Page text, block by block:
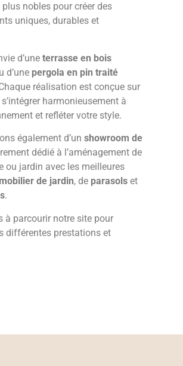
nobles pour créer des
uniques, durables et
d’une terrasse en bois
d’une pergola en pin traité
réalisation est conçue sur
harmonieusement à
et refléter votre style.
également d’un showroom de
dédié à l’aménagement de
ou jardin avec les meilleures
mobilier de jardin, de parasols et
.
à parcourir notre site pour
différentes prestations et